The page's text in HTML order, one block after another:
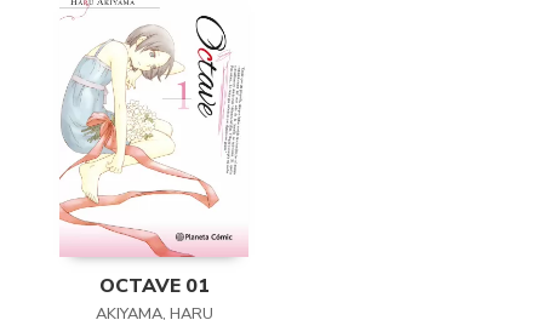
OCTAVE 01
AKIYAMA, HARU